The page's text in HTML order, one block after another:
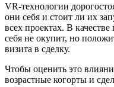
VR-технологии
они себя и стоит ли их
всех проектах. В
себя не окупит, но
визита в сделку.
Чтобы оценить это
возрастные когорты и